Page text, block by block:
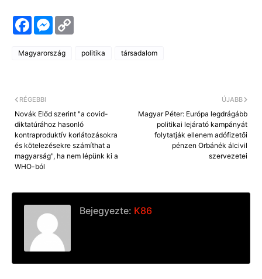
F
a
b
M
e
e
Magyarország politika társadalom
ÚJABB
Magyar Péter: Európa legdrágább
politikai lejárató kampányát
folytatják ellenem adófizetői
pénzen Orbánék álcivil
szervezetei
RÉGEBBI
Novák Előd szerint "a covid-
diktatúrához hasonló
kontraproduktív korlátozásokra
és kötelezésekre számíthat a
magyarság", ha nem lépünk ki a
WHO-ból
Bejegyezte: K86